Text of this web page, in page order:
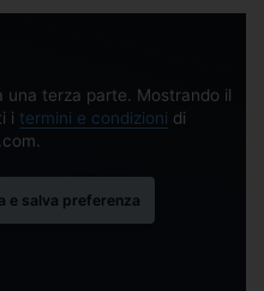
terza parte. Mostrando il
i termini e condizioni di
e salva preferenza